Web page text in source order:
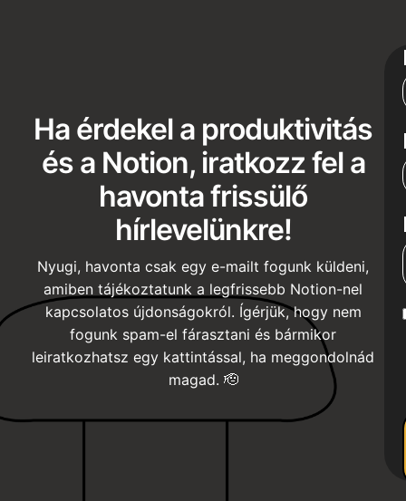
Ha érdekel a produktivitás
és a Notion, iratkozz fel a
havonta frissülő
hírlevelünkre!
Nyugi, havonta csak egy e-mailt fogunk küldeni,
amiben tájékoztatunk a legfrissebb Notion-nel
kapcsolatos újdonságokról. Ígérjük, hogy nem
fogunk spam-el fárasztani és bármikor
leiratkozhatsz egy kattintással, ha meggondolnád
magad. 🫡